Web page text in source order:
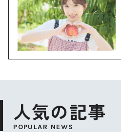
人気の記事
POPULAR NEWS